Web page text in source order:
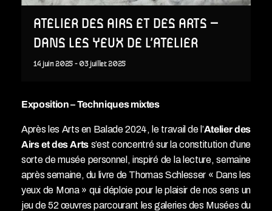
ATELIER DES AIRS ET DES ARTS –
DANS LES YEUX DE L’ATELIER
14 juin 2025 - 03 juillet2025
Exposition – Techniques mixtes
Après les Arts en Balade 2024, le travail de l’Atelier des
Airs et des Arts s’est concentré sur la constitution d’une
sorte de musée personnel, inspiré de la lecture, semaine
après semaine, du livre de Thomas Schlesser « Dans les
yeux de Mona » qui déploie pour le plaisir de nos sens un
jeu de 52 œuvres parcourant les galeries des Musées du